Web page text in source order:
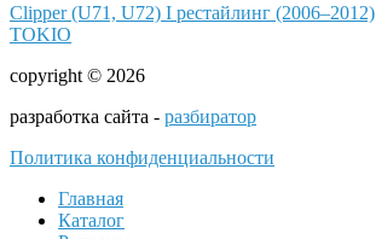
Clipper (U71, U72) I рестайлинг (2006–2012)
TOKIO
copyright © 2026
разработка сайта - разбиратор
Политика конфиденциальности
Главная
Каталог